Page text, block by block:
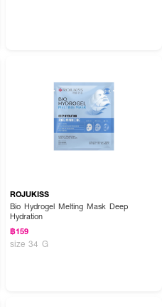
ROJUKISS
Bio Hydrogel Melting Mask Deep
Hydration
฿159
size 34 G